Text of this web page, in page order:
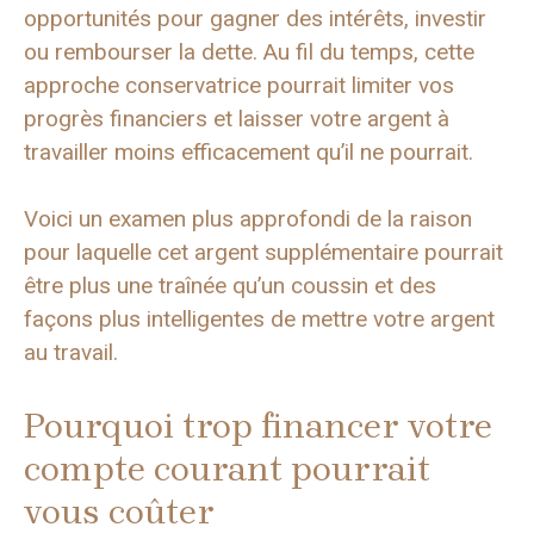
opportunités pour gagner des intérêts, investir
ou rembourser la dette. Au fil du temps, cette
approche conservatrice pourrait limiter vos
progrès financiers et laisser votre argent à
travailler moins efficacement qu’il ne pourrait.
Voici un examen plus approfondi de la raison
pour laquelle cet argent supplémentaire pourrait
être plus une traînée qu’un coussin et des
façons plus intelligentes de mettre votre argent
au travail.
Pourquoi trop financer votre
compte courant pourrait
vous coûter